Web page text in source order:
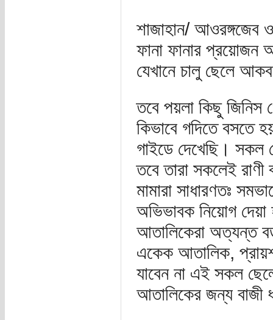
শাজাহান/ আওরঙ্গজেব ও
ফানা ফানার প্রয়োজন
যেখানে চালু ছেলে
তবে পয়লা কিছু জিনিস
কিভাবে গদিতে বসতে
গাইডে দেখেছি। সকল
তবে তারা সকলেই রাণী
মামারা সাধারণতঃ
অভিভাবক নিয়োগ
আতালিকেরা অত্যন্ত
একেক আতালিক,
যাবেন না এই সকল
আতালিকের জন্য বাজী